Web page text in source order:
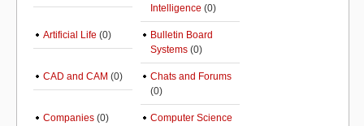
Intelligence (0)
Artificial Life (0)
Bulletin Board
Systems (0)
CAD and CAM (0)
Chats and Forums
(0)
Companies (0)
Computer Science